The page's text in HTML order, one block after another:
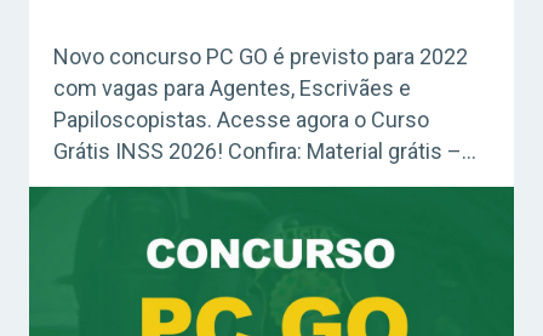
Novo concurso PC GO é previsto para 2022
com vagas para Agentes, Escrivães e
Papiloscopistas. Acesse agora o Curso
Grátis INSS 2026! Confira: Material grátis –
Guia Definitivo Plano de Estudos Vale lembrar
a receber um aval positivo para o novo
concurso com 650 vagas, sendo 100
para Delegado e 550 […]